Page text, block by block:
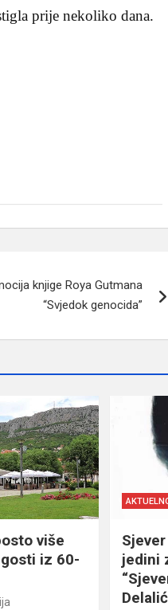
prije nekoliko dana.
knjige Roya Gutmana
“Svjedok genocida”
više
iz 60-
jedini